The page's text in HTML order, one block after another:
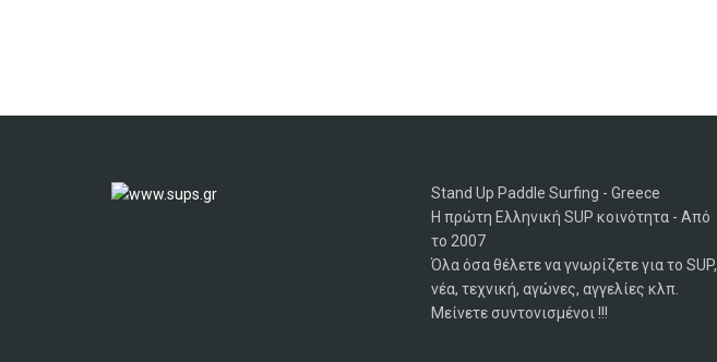
Stand Up Paddle Surfing - Greece
Η πρώτη Ελληνική SUP κοινότητα - Από
το 2007
Όλα όσα θέλετε να γνωρίζετε για το SUP,
νέα, τεχνική, αγώνες, αγγελίες κλπ.
Μείνετε συντονισμένοι !!!